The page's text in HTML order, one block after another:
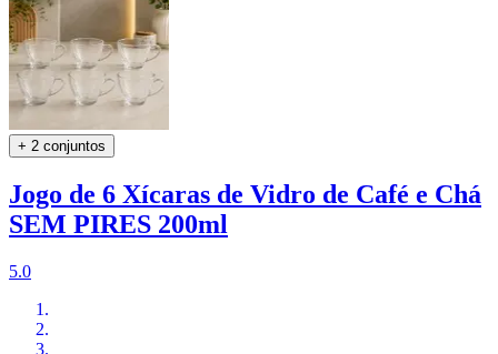
+ 2 conjuntos
Jogo de 6 Xícaras de Vidro de Café e Chá
SEM PIRES 200ml
5.0